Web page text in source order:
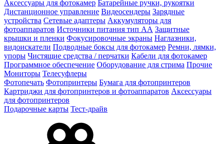
Аксессуары для фотокамер Батарейные ручки, рукоятки
Дистанционное управление Видеосендеры Зарядные
устройства Сетевые адаптеры Аккумуляторы для
фотоаппаратов Источники питания тип АА Защитные
крышки и пленки Фокусировочные экраны Наглазники,
видоискатели Подводные боксы для фотокамер Ремни, лямки,
упоры Чистящие средства / перчатки Кабели для фотокамер
Программное обеспечение Оборудование для стрима Прочие
Мониторы Телесуфлеры
Фотопечать Фотопринтеры Бумага для фотопринтеров
Картриджи для фотопринтеров и фотоаппаратов Аксессуары
для фотопринтеров
Подарочные карты Тест-драйв